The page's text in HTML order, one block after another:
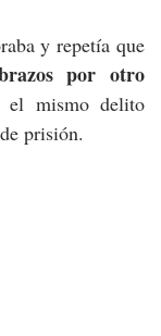
y repetía que
por otro
el mismo delito
prisión.